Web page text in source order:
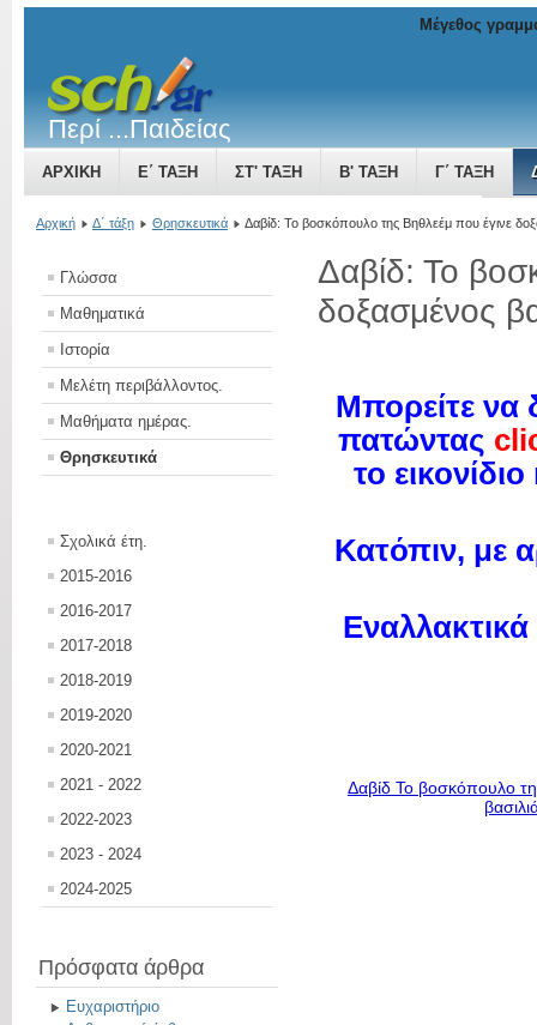
Περί ...Παιδείας
ΑΡΧΙΚΉ Ε΄ ΤΆΞΗ ΣΤ' ΤΆΞΗ Β' ΤΆΞΗ Γ΄ ΤΆΞΗ
ΤΟ ΒΥΖΑΝΤΙΝΌ ΚΡΆΤΟΣ ΜΙΑ ΔΎΝΑΜΗ ΠΟΥ ΜΕΓΑΛΏΝΕΙ
Μέγεθος
Αρχική Δ΄ τάξη Θρησκευτικά Δαβίδ: Το βοσκόπουλο της Βηθλεέμ που έγινε
Γλώσσα
Μαθηματικά
Ιστορία
Μελέτη περιβάλλοντος.
Μαθήματα ημέρας.
Θρησκευτικά
Σχολικά έτη.
2015-2016
2016-2017
2017-2018
2018-2019
2019-2020
2020-2021
2021 - 2022
2022-2023
2023 - 2024
2024-2025
Πρόσφατα άρθρα
Ευχαριστήριο
Δαβίδ: Το
δοξασμένος
Μπορείτε να
πατώντας
το
Κατόπιν, με
Εναλλακτικά
Δαβίδ Το βοσκόπουλο